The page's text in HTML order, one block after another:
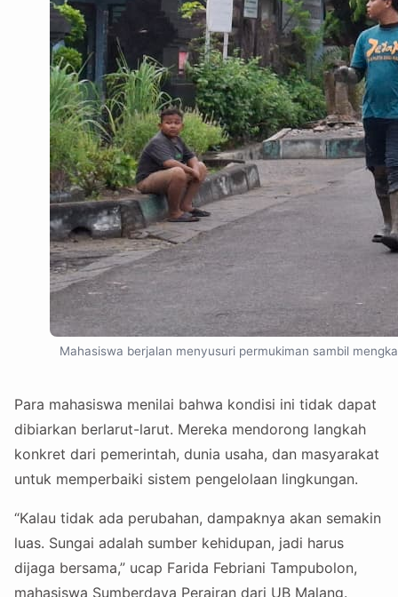
Mahasiswa berjalan menyusuri permukiman sambil
Para mahasiswa menilai bahwa kondisi ini tidak dapat
dibiarkan berlarut-larut. Mereka mendorong langkah
konkret dari pemerintah, dunia usaha, dan masyarakat
untuk memperbaiki sistem pengelolaan lingkungan.
“Kalau tidak ada perubahan, dampaknya akan semakin
luas. Sungai adalah sumber kehidupan, jadi harus
dijaga bersama,” ucap Farida Febriani Tampubolon,
mahasiswa Sumberdaya Perairan dari UB Malang.